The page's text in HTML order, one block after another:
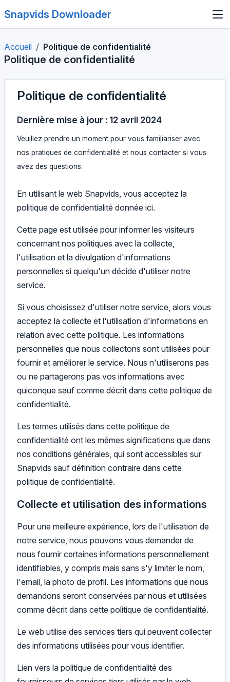
Snapvids Downloader
Accueil Politique de confidentialité
Politique de confidentialité
Politique de confidentialité
Dernière mise à jour : 12 avril 2024
Veuillez prendre un moment pour vous familiariser avec
nos pratiques de confidentialité et nous contacter si vous
avez des questions.
En utilisant le web Snapvids, vous acceptez la
politique de confidentialité donnée ici.
Cette page est utilisée pour informer les visiteurs
concernant nos politiques avec la collecte,
l'utilisation et la divulgation d'informations
personnelles si quelqu'un décide d'utiliser notre
service.
Si vous choisissez d'utiliser notre service, alors vous
acceptez la collecte et l'utilisation d'informations en
relation avec cette politique. Les informations
personnelles que nous collectons sont utilisées pour
fournir et améliorer le service. Nous n'utiliserons pas
ou ne partagerons pas vos informations avec
quiconque sauf comme décrit dans cette politique de
confidentialité.
Les termes utilisés dans cette politique de
confidentialité ont les mêmes significations que dans
nos conditions générales, qui sont accessibles sur
Snapvids sauf définition contraire dans cette
politique de confidentialité.
Collecte et utilisation des informations
Pour une meilleure expérience, lors de l'utilisation de
notre service, nous pouvons vous demander de
nous fournir certaines informations personnellement
identifiables, y compris mais sans s'y limiter le nom,
l'email, la photo de profil. Les informations que nous
demandons seront conservées par nous et utilisées
comme décrit dans cette politique de confidentialité.
Le web utilise des services tiers qui peuvent collecter
des informations utilisées pour vous identifier.
Lien vers la politique de confidentialité des